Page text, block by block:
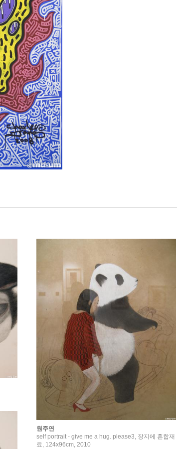
원주연
self portrait - give me a hug. please3, 장지에 혼합재
료, 124x96cm, 2010